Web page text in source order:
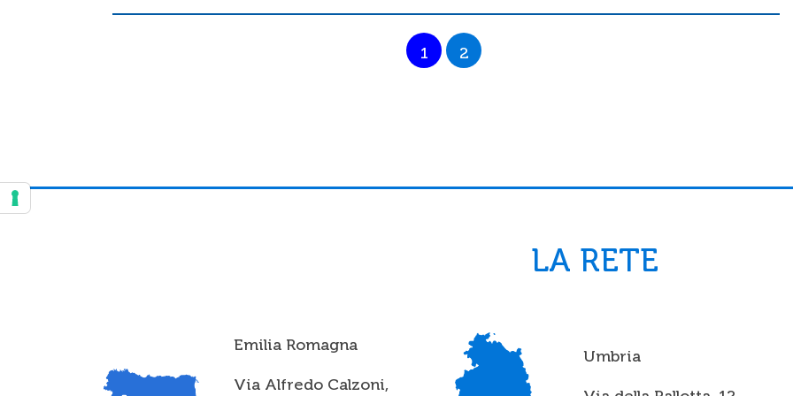
1 2
LA RETE
Emilia Romagna
Via Alfredo Calzoni,
Umbria